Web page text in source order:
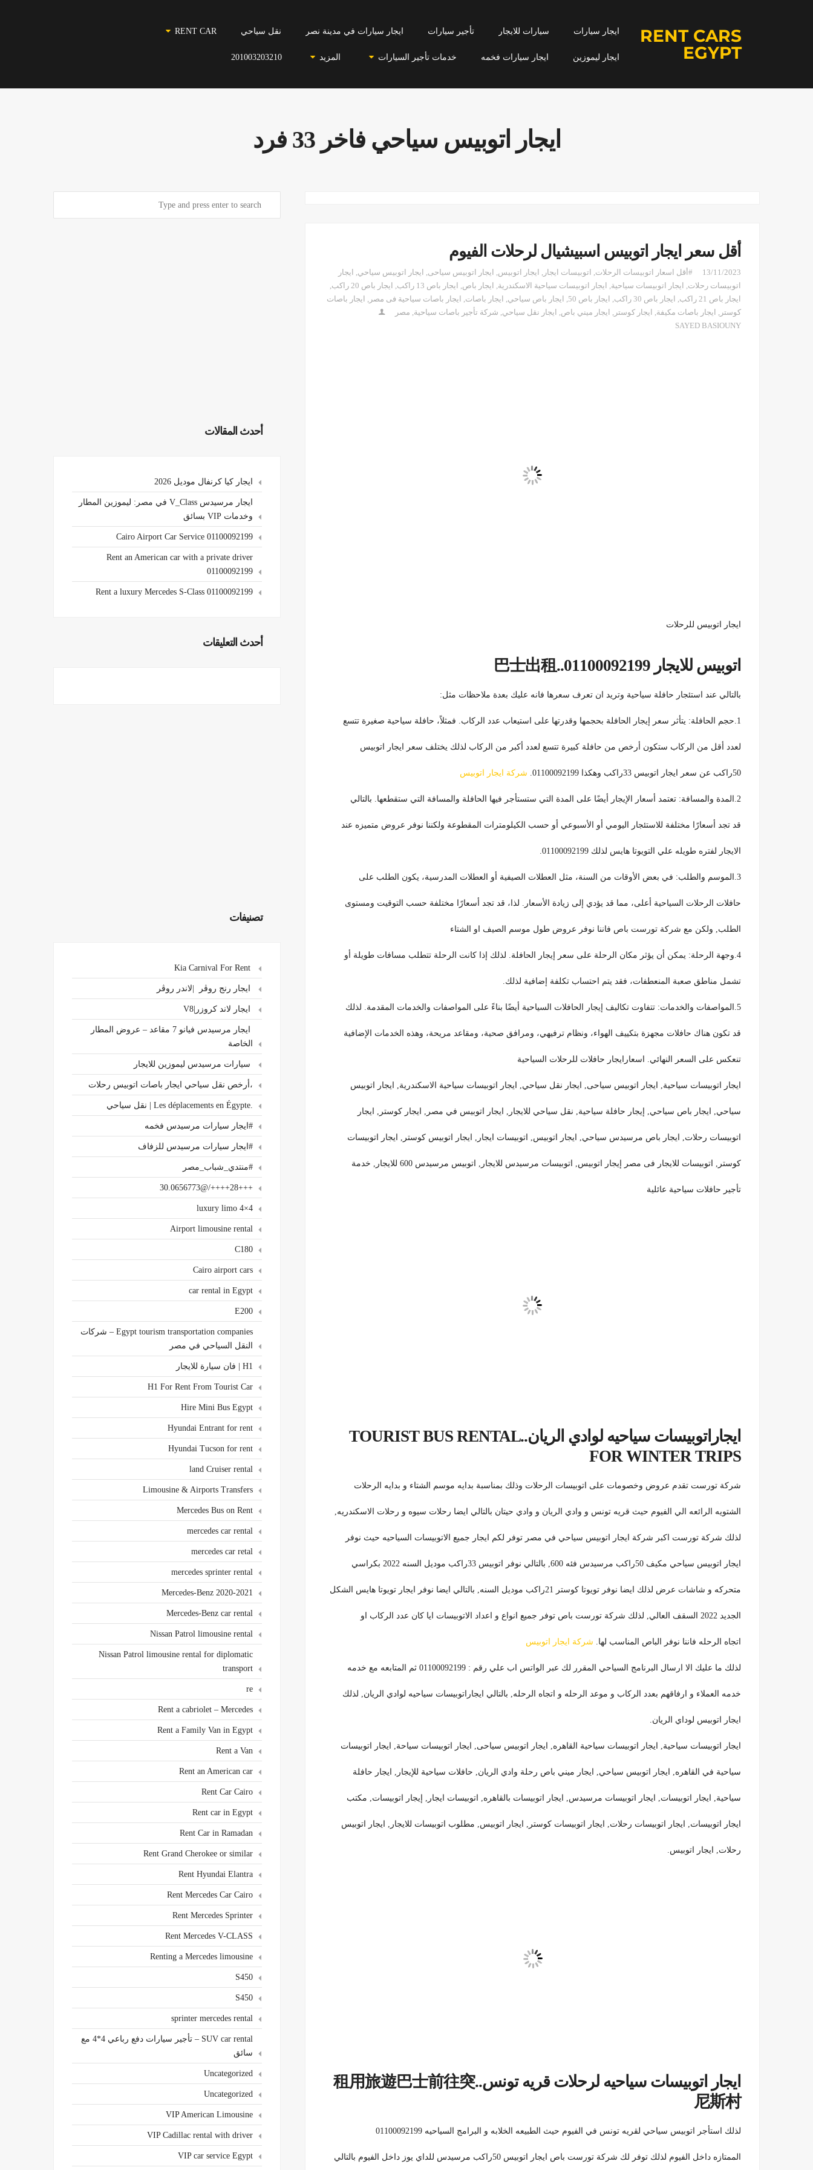
RENT CARS
EGYPT
ايجار سيارات سيارات للايجار تأجير سيارات ايجار سيارات في مدينة نصر نقل سياحي RENT CAR
ايجار ليموزين ايجار سيارات فخمه خدمات تأجير السيارات المزيد 201003203210
ايجار اتوبيس سياحي فاخر 33 فرد
أقل سعر ايجار اتوبيس اسبيشيال لرحلات الفيوم
13/11/2023 #أقل اسعار اتوبيسات الرحلات, اتوبيسات ايجار , ايجار اتوبيس, ايجار اتوبيس سياحى, ايجار اتوبيس سياحي, ايجار
اتوبيسات رحلات, ايجار اتوبيسات سياحية, ايجار اتوبيسات سياحية الاسكندرية, ايجار باص, ايجار باص 13 راكب , ايجار باص 20 راكب
,
ايجار باص 21 راكب
, ايجار باص 30 راكب , ايجار باص 50 , ايجار باص سياحي, ايجار باصات, ايجار باصات سياحية فى مصر , ايجار باصات
كوستر , ايجار باصات مكيفة, ايجار كوستر , ايجار ميني باص, ايجار نقل سياحي, شركة تأجير باصات سياحية, مصر
SAYED BASIOUNY
ايجار اتوبيس للرحلات
اتوبيس للايجار 巴士出租..01100092199
بالتالي عند استئجار حافلة سياحية وتريد ان تعرف سعرها فانه عليك بعدة ملاحظات مثل:
1.حجم الحافلة: يتأثر سعر إيجار الحافلة بحجمها وقدرتها على استيعاب عدد الركاب. فمثلاً، حافلة سياحية صغيرة تتسع
لعدد أقل من الركاب ستكون أرخص من حافلة كبيرة تتسع لعدد أكبر من الركاب لذلك يختلف سعر ايجار اتوبيس
50راكب عن سعر ايجار اتوبيس 33راكب وهكذا 01100092199. شركة ايجار اتوبيس
2.المدة والمسافة: تعتمد أسعار الإيجار أيضًا على المدة التي ستستأجر فيها الحافلة والمسافة التي ستقطعها. بالتالي
قد تجد أسعارًا مختلفة للاستئجار اليومي أو الأسبوعي أو حسب الكيلومترات المقطوعة ولكننا نوفر عروض متميزه عند
الايجار لفتره طويله علي التويوتا هايس لذلك 01100092199.
3.الموسم والطلب: في بعض الأوقات من السنة، مثل العطلات الصيفية أو العطلات المدرسية، يكون الطلب على
حافلات الرحلات السياحية أعلى، مما قد يؤدي إلى زيادة الأسعار. لذا، قد تجد أسعارًا مختلفة حسب التوقيت ومستوى
الطلب, ولكن مع شركة تورست باص فاننا نوفر عروض طول موسم الصيف او الشتاء
4.وجهة الرحلة: يمكن أن يؤثر مكان الرحلة على سعر إيجار الحافلة. لذلك إذا كانت الرحلة تتطلب مسافات طويلة أو
تشمل مناطق صعبة المنعطفات، فقد يتم احتساب تكلفة إضافية لذلك.
5.المواصفات والخدمات: تتفاوت تكاليف إيجار الحافلات السياحية أيضًا بناءً على المواصفات والخدمات المقدمة. لذلك
قد تكون هناك حافلات مجهزة بتكييف الهواء، ونظام ترفيهي، ومرافق صحية، ومقاعد مريحة، وهذه الخدمات الإضافية
تنعكس على السعر النهائي. اسعارايجار حافلات للرحلات السياحية
ايجار اتوبيسات سياحية, ايجار اتوبيس سياحى, ايجار نقل سياحي, ايجار اتوبيسات سياحية الاسكندرية, ايجار اتوبيس
سياحي, ايجار باص سياحي, إيجار حافلة سياحية, نقل سياحي للايجار, ايجار اتوبيس في مصر, ايجار كوستر, ايجار
اتوبيسات رحلات, ايجار باص مرسيدس سياحي, ايجار اتوبيس, اتوبيسات ايجار, ايجار اتوبيس كوستر, ايجار اتوبيسات
كوستر, اتوبيسات للايجار فى مصر إيجار اتوبيس, اتوبيسات مرسيدس للايجار, اتوبيس مرسيدس 600 للايجار, خدمة
تأجير حافلات سياحية عائلية
ايجاراتوبيسات سياحيه لوادي الريان..TOURIST BUS RENTAL
FOR WINTER TRIPS
شركة تورست تقدم عروض وخصومات على اتوبيسات الرحلات وذلك بمناسبة بدايه موسم الشتاء و بدايه الرحلات
الشتويه الرائعه الي الفيوم حيث قريه تونس و وادي الريان و وادي حيتان بالتالي ايضا رحلات سيوه و رحلات الاسكندريه,
لذلك شركة تورست اكبر شركة ايجار اتوبيس سياحي في مصر توفر لكم ايجار جميع الاتوبيسات السياحيه حيث نوفر
ايجار اتوبيس سياحي مكيف 50راكب مرسيدس فئه 600, بالتالي نوفر اتوبيس 33راكب موديل السنه 2022 بكراسي
متحركه و شاشات عرض لذلك ايضا نوفر تويوتا كوستر 21راكب موديل السنه, بالتالي ايضا نوفر ايجار تويوتا هايس الشكل
الجديد 2022 السقف العالي, لذلك شركة تورست باص توفر جميع انواع و اعداد الاتوبيسات ايا كان عدد الركاب او
اتجاه الرحله فاننا نوفر الباص المناسب لها. شركة ايجار اتوبيس
لذلك ما عليك الا ارسال البرنامج السياحي المقرر لك عبر الواتس اب علي رقم : 01100092199 ثم المتابعه مع خدمه
خدمه العملاء و ارفاقهم بعدد الركاب و موعد الرحله و اتجاه الرحله, بالتالي ايجاراتوبيسات سياحيه لوادي الريان, لذلك
ايجار اتوبيس لوداي الريان.
ايجار اتوبيسات سياحية, ايجار اتوبيسات سياحية القاهره, ايجار اتوبيس سياحى, ايجار اتوبيسات سياحة, ايجار اتوبيسات
سياحية في القاهره, ايجار اتوبيس سياحي, ايجار ميني باص رحلة وادي الريان, حافلات سياحية للإيجار, ايجار حافلة
سياحية, ايجار اتوبيسات, ايجار اتوبيسات مرسيدس, ايجار اتوبيسات بالقاهره, اتوبيسات ايجار, إيجار اتوبيسات, مكتب
ايجار اتوبيسات, ايجار اتوبيسات رحلات, ايجار اتوبيسات كوستر, ايجار اتوبيس, مطلوب اتوبيسات للايجار, ايجار اتوبيس
رحلات, ايجار اتوبيس.
ايجار اتوبيسات سياحيه لرحلات قريه تونس..租用旅遊巴士前往突
尼斯村
لذلك استأجر اتوبيس سياحي لقريه تونس في الفيوم حيث الطبيعه الخلابه و البرامج السياحيه 01100092199
الممتازه داخل الفيوم لذلك توفر لك شركة تورست باص ايجار اتوبيس 50راكب مرسيدس للداي يوز داخل الفيوم بالتالي
أحدث المقالات
ايجار كيا كرنفال موديل 2026
ايجار مرسيدس V_Class في مصر: ليموزين المطار
وخدمات VIP بسائق
Cairo Airport Car Service 01100092199
Rent an American car with a private driver
01100092199
Rent a luxury Mercedes S-Class 01100092199
أحدث التعليقات
تصنيفات
ايجار رنج روڤر |لاندر روڤر
ايجار لاند كروزر|V8
ايجار مرسيدس فيانو 7 مقاعد – عروض المطار
الخاصة
سيارات مرسيدس ليموزين للايجار
،أرخص نقل سياحي ايجار باصات اتوبيس رحلات
.Les déplacements en Égypte | نقل سياحي
#ايجار سيارات مرسيدس فخمه
#ايجار سيارات مرسيدس للزفاف
#منتدي_شباب_مصر
+++28++++/@30.0656773
4×4 luxury limo
Airport limousine rental
C180
Cairo airport cars
car rental in Egypt
E200
Egypt tourism transportation companies – شركات
النقل السياحي في مصر
H1 | فان سيارة للايجار
H1 For Rent From Tourist Car
Hire Mini Bus Egypt
Hyundai Entrant for rent
Hyundai Tucson for rent
land Cruiser rental
Limousine & Airports Transfers
Mercedes Bus on Rent
mercedes car rental
mercedes car retal
mercedes sprinter rental
Mercedes-Benz 2020-2021
Mercedes-Benz car rental
Nissan Patrol limousine rental
Nissan Patrol limousine rental for diplomatic
transport
re
Rent a cabriolet – Mercedes
Rent a Family Van in Egypt
Rent a Van
Rent an American car
Rent Car Cairo
Rent car in Egypt
Rent Car in Ramadan
Rent Grand Cherokee or similar
Rent Hyundai Elantra
Rent Mercedes Car Cairo
Rent Mercedes Sprinter
Rent Mercedes V-CLASS
Renting a Mercedes limousine
S450
S450
sprinter mercedes rental
SUV car rental – تأجير سيارات دفع رباعي 4*4 مع
سائق
Uncategorized
Uncategorized
VIP American Limousine
VIP Cadillac rental with driver
VIP car service Egypt